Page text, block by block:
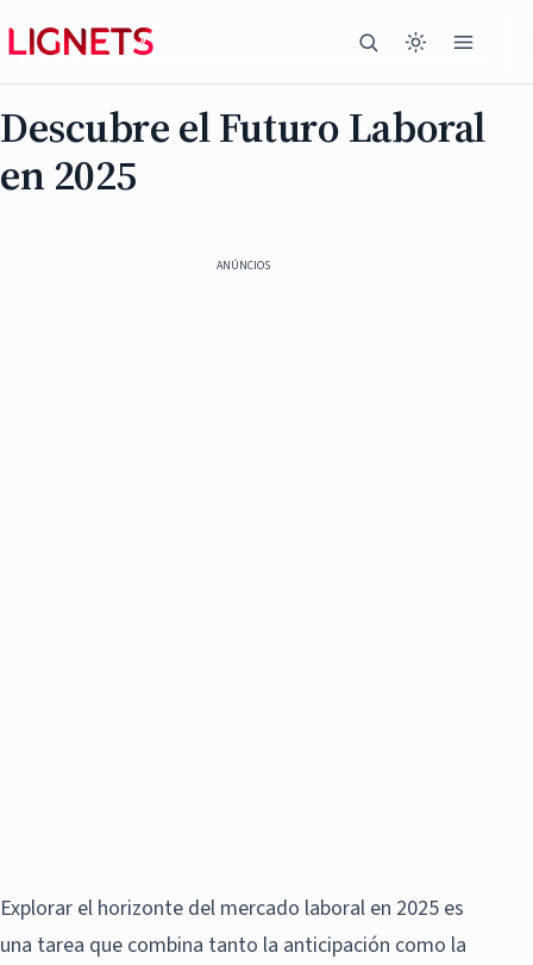
Descubre el Futuro Laboral
en 2025
ANÚNCIOS
Explorar el horizonte del mercado laboral en 2025 es
una tarea que combina tanto la anticipación como la